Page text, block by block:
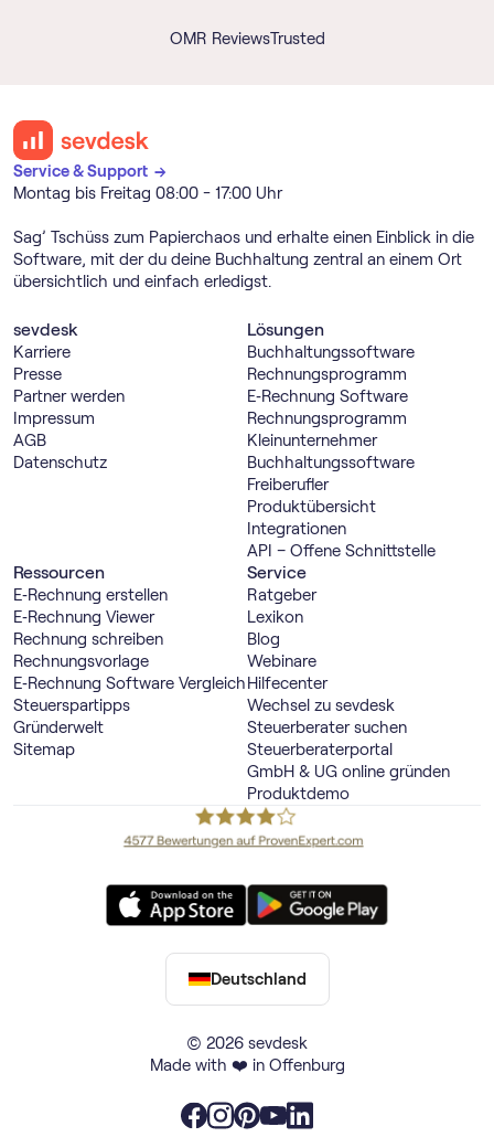
OMR ReviewsTrusted
Service & Support →
Montag bis Freitag 08:00 - 17:00 Uhr
Sag’ Tschüss zum Papierchaos und erhalte einen Einblick in die
Software, mit der du deine Buchhaltung zentral an einem Ort
übersichtlich und einfach erledigst.
sevdesk
Karriere
Presse
Partner werden
Impressum
AGB
Datenschutz
Lösungen
Buch­haltungs­software
Rechnungs­programm
E‑Rechnung Software
Rechnungs­programm
Kleinunternehmer
Buch­haltungs­software
Freiberufler
Produktübersicht
Integrationen
API – Offene Schnittstelle
Ressourcen
E‑Rechnung erstellen
E‑Rechnung Viewer
Rechnung schreiben
Rechnungsvorlage
E‑Rechnung Software Vergleich
Steuerspartipps
Gründerwelt
Sitemap
Service
Ratgeber
Lexikon
Blog
Webinare
Hilfecenter
Wechsel zu sevdesk
Steuerberater suchen
Steuerberaterportal
GmbH & UG online gründen
Produktdemo
© 2026 sevdesk
Made with ❤️ in Offenburg
Deutschland